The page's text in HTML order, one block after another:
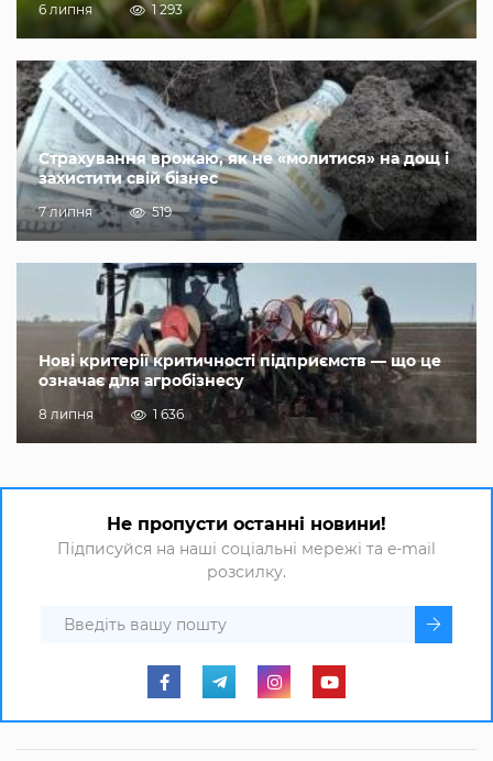
6 липня 1 293
Страхування врожаю, як не «молитися» на дощ і
захистити свій бізнес
7 липня 519
Нові критерії критичності підприємств — що це
означає для агробізнесу
8 липня 1 636
Не пропусти останні новини!
Підписуйся на наші соціальні мережі та e-mail
розсилку.